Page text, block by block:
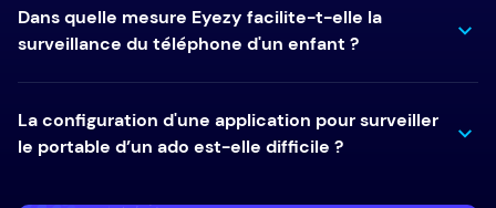
Dans quelle mesure Eyezy facilite-t-elle la
surveillance du téléphone d'un enfant ?
La configuration d'une application pour surveiller
le portable d’un ado est-elle difficile ?